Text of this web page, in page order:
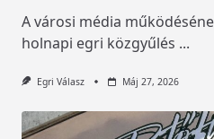
A városi média
holnapi egri közgyűlés ...
Egri Válasz Máj 27, 2026